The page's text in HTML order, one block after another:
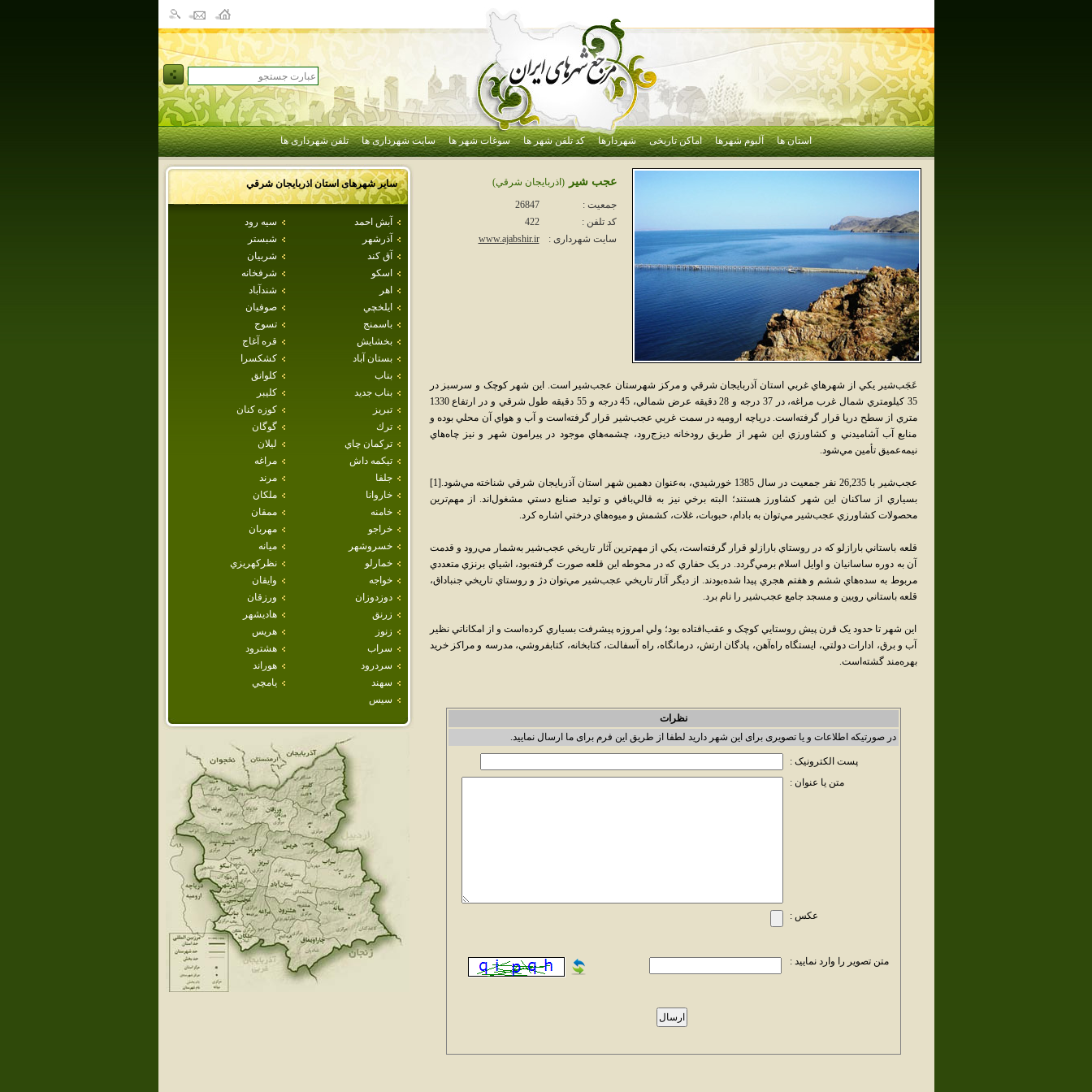
استان ها آلبوم شهرها اماکن تاریخی شهردارها کد تلفن شهر ها سوغات شهر ها سایت شهرداری ها تلفن شهرداری ها
سایر شهرهای استاناذربايجان شرقي
آبش احمد
سيه رود
آذرشهر
شبستر
آق كند
شربيان
اسكو
شرفخانه
اهر
شندآباد
ايلخچي
صوفيان
باسمنج
تسوج
بخشايش
قره آغاج
بستان آباد
كشكسرا
بناب
كلوانق
بناب جديد
كليبر
تبريز
كوزه كنان
ترك
گوگان
تركمان چاي
ليلان
تيكمه داش
مراغه
جلفا
مرند
خاروانا
ملكان
خامنه
ممقان
خراجو
مهربان
خسروشهر
ميانه
خمارلو
نظركهريزي
خواجه
وايقان
دوزدوزان
ورزقان
زرنق
هاديشهر
زنوز
هريس
سراب
هشترود
سردرود
هوراند
سهند
يامچي
سيس
عجب شير
(اذربايجان شرقي)
جمعیت :
26847
کد تلفن :
422
سایت شهرداری :
www.ajabshir.ir
عَجَب‌شير يکي از شهرهاي غربي استان آذربايجان شرقي و مرکز شهرستان عجب‌شير است. اين شهر کوچک و سرسبز در
35 کيلومتري شمال غرب مراغه، در 37 درجه و 28 دقيقه عرض شمالي، 45 درجه و 55 دقيقه طول شرقي و در ارتفاع 1330
متري از سطح دريا قرار گرفته‌است. درياچه اروميه در سمت غربي عجب‌شير قرار گرفته‌است و آب و هواي آن محلي بوده و
منابع آب آشاميدني و کشاورزي اين شهر از طريق رودخانه ديزج‌رود، چشمه‌هاي موجود در پيرامون شهر و نيز چاه‌هاي
نيمه‌عميق تأمين مي‌شود.
عجب‌شير با 26,235 نفر جمعيت در سال 1385 خورشيدي، به‌عنوان دهمين شهر استان آذربايجان شرقي شناخته مي‌شود.[1]
بسياري از ساکنان اين شهر کشاورز هستند؛ البته برخي نيز به قالي‌بافي و توليد صنايع دستي مشغول‌اند. از مهم‌ترين
محصولات کشاورزي عجب‌شير مي‌توان به بادام، حبوبات، غلات، کشمش و ميوه‌هاي درختي اشاره کرد.
قلعه باستاني بارازلو که در روستاي بارازلو قرار گرفته‌است، يکي از مهم‌ترين آثار تاريخي عجب‌شير به‌شمار مي‌رود و قدمت
آن به دوره ساسانيان و اوايل اسلام برمي‌گردد. در يک حفاري که در محوطه اين قلعه صورت گرفته‌بود، اشياي برنزي متعددي
مربوط به سده‌هاي ششم و هفتم هجري پيدا شده‌بودند. از ديگر آثار تاريخي عجب‌شير مي‌توان دژ و روستاي تاريخي جنباداق،
قلعه باستاني رويين و مسجد جامع عجب‌شير را نام برد.
اين شهر تا حدود يک قرن پيش روستايي کوچک و عقب‌افتاده بود؛ ولي امروزه پيشرفت بسياري کرده‌است و از امکاناتي نظير
آب و برق، ادارات دولتي، ايستگاه راه‌آهن، پادگان ارتش، درمانگاه، راه آسفالت، کتابخانه، کتابفروشي، مدرسه و مراکز خريد
بهره‌مند گشته‌است.
نظرات
در صورتیکه اطلاعات و یا تصویری برای این شهر دارید لطفا از طریق این فرم برای ما ارسال نمایید.
پست الکترونیک :
متن یا عنوان :
عکس :
متن تصویر را وارد نمایید :